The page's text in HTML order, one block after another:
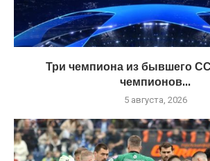
Три чемпиона из бывшего
чемпионов...
5 августа, 2026